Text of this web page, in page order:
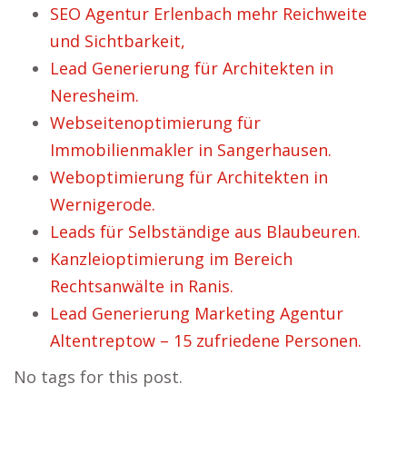
SEO Agentur Erlenbach mehr Reichweite
und Sichtbarkeit,
Lead Generierung für Architekten in
Neresheim.
Webseitenoptimierung für
Immobilienmakler in Sangerhausen.
Weboptimierung für Architekten in
Wernigerode.
Leads für Selbständige aus Blaubeuren.
Kanzleioptimierung im Bereich
Rechtsanwälte in Ranis.
Lead Generierung Marketing Agentur
Altentreptow – 15 zufriedene Personen.
No tags for this post.